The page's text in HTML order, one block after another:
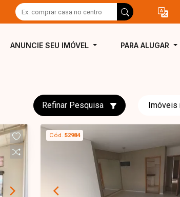
ANUNCIE SEU IMÓVEL PARA ALUGAR
Refinar Pesquisa
Cód. 52984